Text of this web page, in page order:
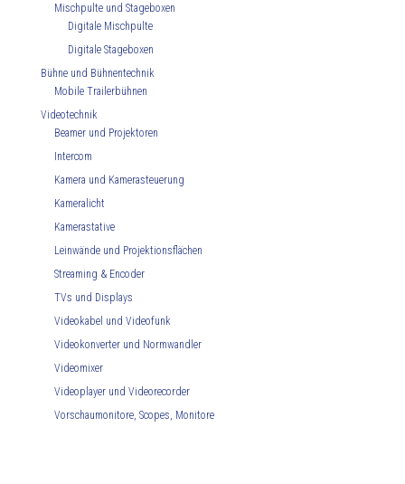
Mischpulte und Stageboxen
Digitale Mischpulte
Digitale Stageboxen
Bühne und Bühnentechnik
Mobile Trailerbühnen
Videotechnik
Beamer und Projektoren
Intercom
Kamera und Kamerasteuerung
Kameralicht
Kamerastative
Leinwände und Projektionsflächen
Streaming & Encoder
TVs und Displays
Videokabel und Videofunk
Videokonverter und Normwandler
Videomixer
Videoplayer und Videorecorder
Vorschaumonitore, Scopes, Monitore